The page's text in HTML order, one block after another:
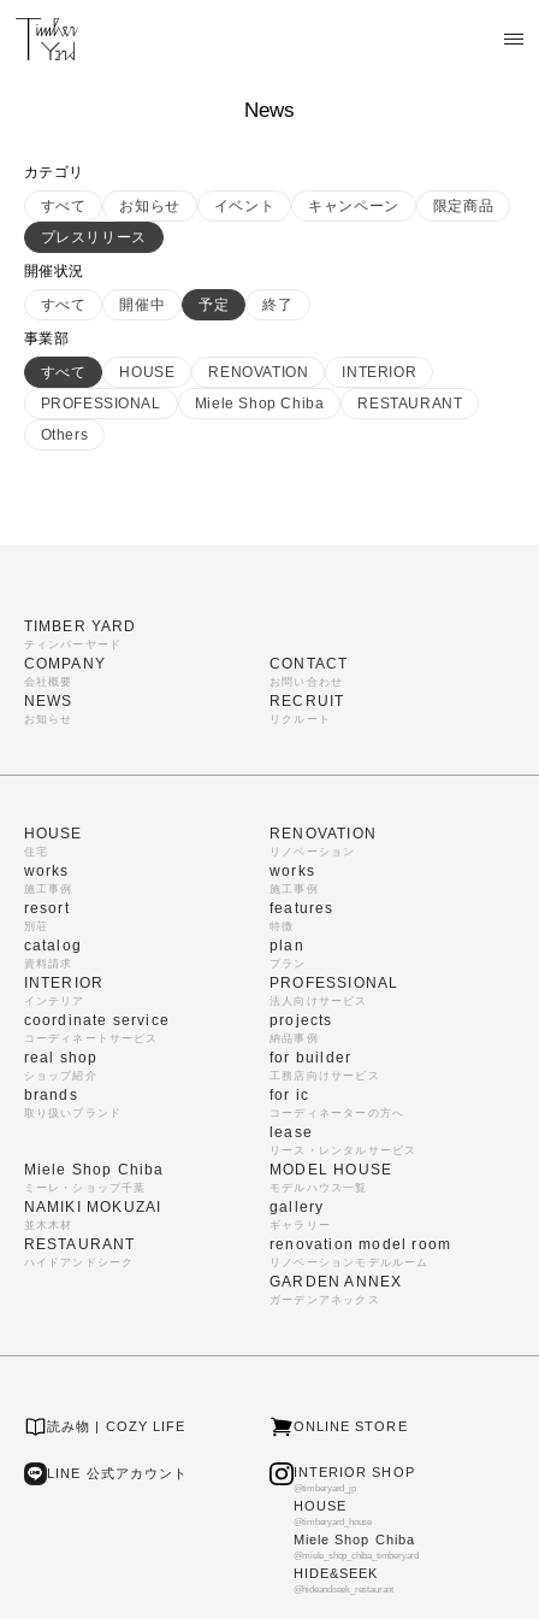
News
カテゴリ
すべて
お知らせ イベント キャンペーン
限定商品
プレスリリース
開催状況
すべて
開催中 予定
終了
事業部
すべて
HOUSE RENOVATION
INTERIOR
PROFESSIONAL
Miele Shop Chiba
RESTAURANT
Others
TIMBER YARD
ティンバーヤード
COMPANY
会社概要
NEWS
お知らせ
CONTACT
お問い合わせ
RECRUIT
リクルート
HOUSE
住宅
works
施工事例
resort
別荘
catalog
資料請求
RENOVATION
リノベーション
works
施工事例
features
特徴
plan
プラン
INTERIOR
インテリア
coordinate service
コーディネートサービス
real shop
ショップ紹介
brands
取り扱いブランド
PROFESSIONAL
法人向けサービス
projects
納品事例
for builder
工務店向けサービス
for ic
コーディネーターの方へ
lease
リース・レンタルサービス
Miele Shop Chiba
ミーレ・ショップ千葉
NAMIKI MOKUZAI
並木木材
RESTAURANT
ハイドアンドシーク
MODEL HOUSE
モデルハウス一覧
gallery
ギャラリー
renovation model room
リノベーションモデルルーム
GARDEN ANNEX
ガーデンアネックス
読み物 | COZY LIFE ONLINE STORE
LINE 公式アカウント INTERIOR SHOP
@timberyard_jp
HOUSE
@timberyard_house
Miele Shop Chiba
@miele_shop_chiba_timberyard
HIDE&SEEK
@hideandseek_restaurant